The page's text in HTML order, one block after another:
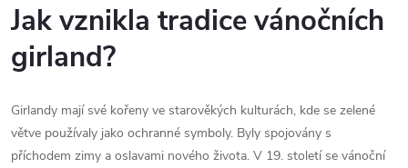
Jak vznikla tradice vánočních
girland?
Girlandy mají své kořeny ve starověkých kulturách, kde se zelené
větve používaly jako ochranné symboly. Byly spojovány s
příchodem zimy a oslavami nového života. V 19. století se vánoční